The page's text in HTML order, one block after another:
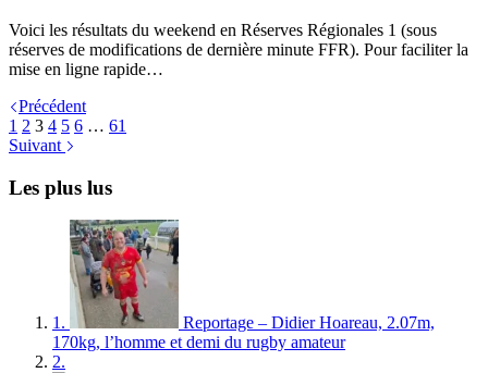
Voici les résultats du weekend en Réserves Régionales 1 (sous
réserves de modifications de dernière minute FFR). Pour faciliter la
mise en ligne rapide…
Précédent
1 2 3 4 5 6 … 61
Suivant
Les plus lus
1.
Reportage – Didier Hoareau, 2.07m,
170kg, l’homme et demi du rugby amateur
2.